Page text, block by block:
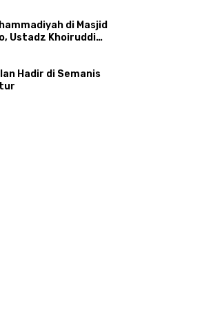
di Masjid
Ustadz Khoiruddin
Hadir di Semanis